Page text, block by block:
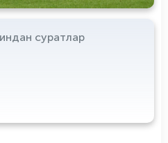
суратлар